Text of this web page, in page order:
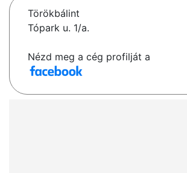
Törökbálint
Tópark u. 1/a.
Nézd meg a cég profilját a